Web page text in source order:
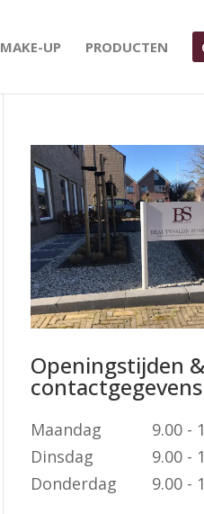
MAKE-UP PRODUCTEN
Openingstijden &
contactgegevens
Maandag
Dinsdag
Donderdag
9.00 -
9.00 -
9.00 -